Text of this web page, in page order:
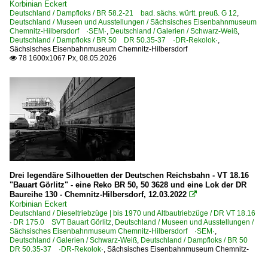
Korbinian Eckert
Deutschland / Dampfloks / BR 58.2-21 bad. sächs. württ. preuß. G 12,
Deutschland / Museen und Ausstellungen / Sächsisches Eisenbahnmuseum
Chemnitz-Hilbersdorf ·SEM·, Deutschland / Galerien / Schwarz-Weiß,
Deutschland / Dampfloks / BR 50 DR 50.35-37 ·DR-Rekolok·,
Sächsisches Eisenbahnmuseum Chemnitz-Hilbersdorf
 78 1600x1067 Px, 08.05.2026
Drei legendäre Silhouetten der Deutschen Reichsbahn - VT 18.16
"Bauart Görlitz" - eine Reko BR 50, 50 3628 und eine Lok der DR
Baureihe 130 - Chemnitz-Hilbersdorf, 12.03.2022 
Korbinian Eckert
Deutschland / Dieseltriebzüge | bis 1970 und Altbautriebzüge / DR VT 18.16
· DR 175.0 SVT Bauart Görlitz, Deutschland / Museen und Ausstellungen /
Sächsisches Eisenbahnmuseum Chemnitz-Hilbersdorf ·SEM·,
Deutschland / Galerien / Schwarz-Weiß, Deutschland / Dampfloks / BR 50
DR 50.35-37 ·DR-Rekolok·, Sächsisches Eisenbahnmuseum Chemnitz-